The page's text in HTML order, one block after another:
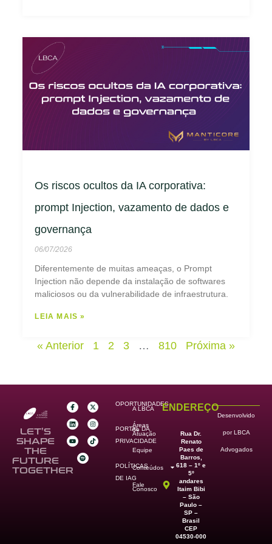
Os riscos ocultos da IA corporativa:
prompt Injection, vazamento de dados e
governança
06/07/2026
Diferentemente de muitas ameaças, o Prompt
Injection não depende da instalação de softwares
maliciosos ou da vulnerabilidade de infraestrutura.
LEIA MAIS »
« Anterior 1 2 3 … 810 Próxima »
LET’S
SHAPE
THE
FUTURE
TOGETHER
OPORTUNIDADES
PORTAL DA
PRIVACIDADE
POLÍTICAS
DE IAG
A LBCA
Áreas
de
Atuação
Equipe
Conteúdos
Fale
Conosco
ENDEREÇO
Rua Dr.
Renato
Paes de
Barros,
618 – 1º e
5º
andares
Itaim Bibi
– São
Paulo –
SP –
Brasil
CEP
04530-000
Desenvolvido
por LBCA
Advogados